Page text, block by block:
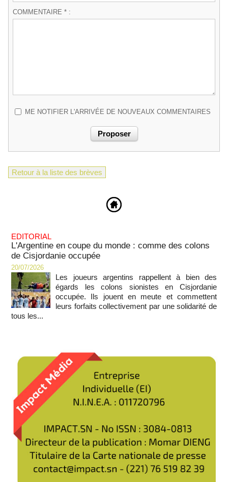
COMMENTAIRE * :
ME NOTIFIER L'ARRIVÉE DE NOUVEAUX COMMENTAIRES
Retour à la liste des brèves
EDITORIAL
L'Argentine en coupe du monde : comme des colons
de Cisjordanie occupée
20/07/2026
Les joueurs argentins rappellent à bien des
égards les colons sionistes en Cisjordanie
occupée. Ils jouent en meute et commettent
leurs forfaits collectivement par une solidarité de
tous les...